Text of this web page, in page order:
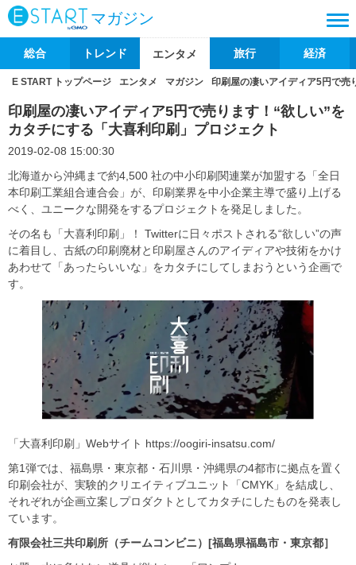
マガジン
総合 トレンド エンタメ 旅行 経済
E START トップページ エンタメ マガジン 印刷屋の凄いアイディア5円で売
印刷屋の凄いアイディア5円で売ります！“欲しい”を
カタチにする「大喜利印刷」プロジェクト
2019-02-08 15:00:30
北海道から沖縄まで約4,500 社の中小印刷関連業が加盟する「全日
本印刷工業組合連合会」が、印刷業界を中小企業主導で盛り上げる
べく、ユニークな開発をするプロジェクトを発足しました。
その名も「大喜利印刷」！ Twitterに日々ポストされる“欲しい”の声
に着目し、古紙の印刷廃材と印刷屋さんのアイディアや技術をかけ
あわせて「あったらいいな」をカタチにしてしまおうという企画で
す。
「大喜利印刷」Webサイト https://oogiri-insatsu.com/
第1弾では、福島県・東京都・石川県・沖縄県の4都市に拠点を置く
印刷会社が、実験的クリエイティブユニット「CMYK」を結成し、
それぞれが企画立案しプロダクトとしてカタチにしたものを発表し
ています。
有限会社三共印刷所（チームコンビニ）[福島県福島市・東京都］